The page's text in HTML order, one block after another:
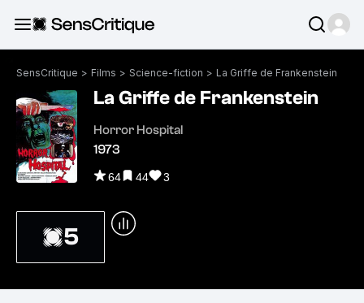
SensCritique > Films > Science-fiction > La Griffe de Frankenstein
La Griffe de Frankenstein
Horror Hospital
1973
64 44 3
5